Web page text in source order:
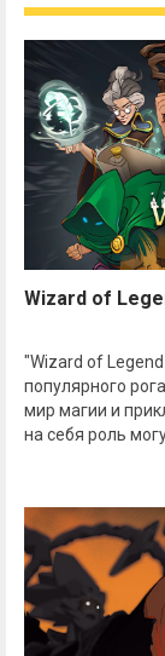
Wizard of
"Wizard of
популярного
мир магии и
на себя роль